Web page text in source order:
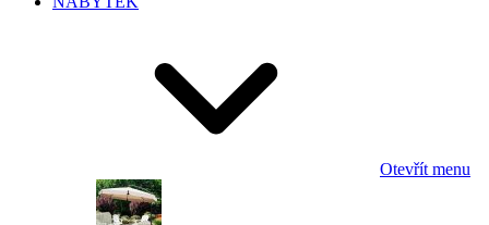
Otevřít menu